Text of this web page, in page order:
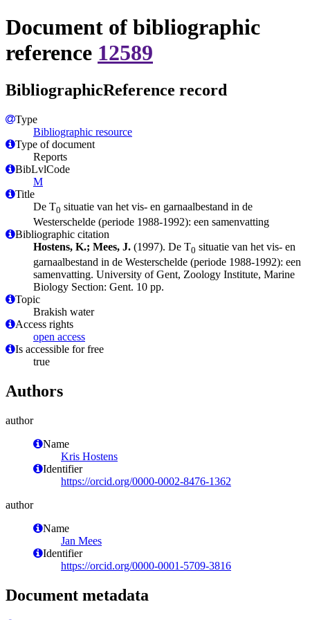
Document of bibliographic
reference 12589
BibliographicReference record
Type
Bibliographic resource
Type of document
Reports
BibLvlCode
M
Title
De T0 situatie van het vis- en garnaalbestand in de
Westerschelde (periode 1988-1992): een samenvatting
Bibliographic citation
Hostens, K.; Mees, J. (1997). De T0 situatie van het vis- en
garnaalbestand in de Westerschelde (periode 1988-1992): een
samenvatting. University of Gent, Zoology Institute, Marine
Biology Section: Gent. 10 pp.
Topic
Brakish water
Access rights
open access
Is accessible for free
true
Authors
author
Name
Kris Hostens
Identifier
https://orcid.org/0000-0002-8476-1362
author
Name
Jan Mees
Identifier
https://orcid.org/0000-0001-5709-3816
Document metadata